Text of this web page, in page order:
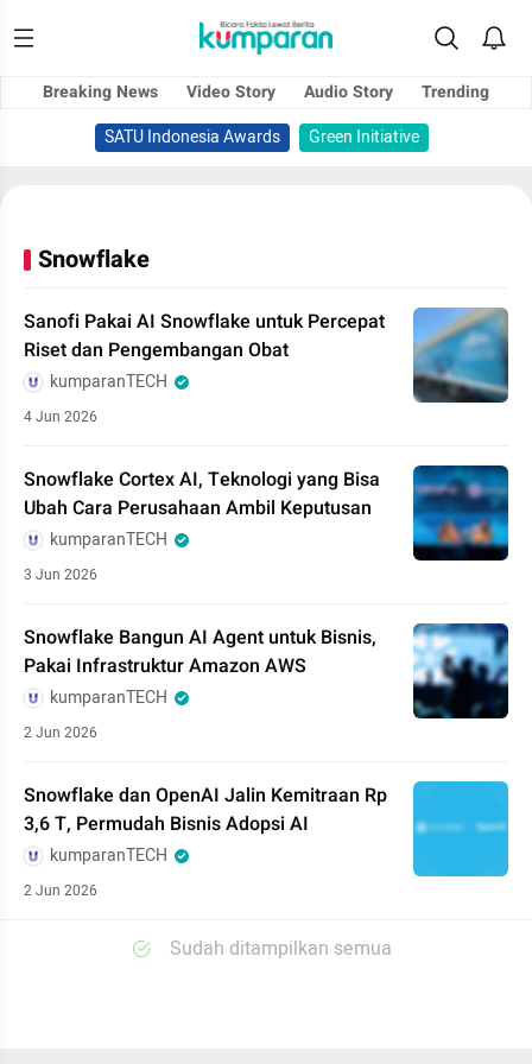
Breaking News Video Story Audio Story
Trending
SATU Indonesia Awards
Green Initiative
Snowflake
Sanofi Pakai AI Snowflake untuk Percepat
Riset dan Pengembangan Obat
kumparanTECH
4 Jun 2026
Snowflake Cortex AI, Teknologi yang Bisa
Ubah Cara Perusahaan Ambil Keputusan
kumparanTECH
3 Jun 2026
Snowflake Bangun AI Agent untuk Bisnis,
Pakai Infrastruktur Amazon AWS
kumparanTECH
2 Jun 2026
Snowflake dan OpenAI Jalin Kemitraan Rp
3,6 T, Permudah Bisnis Adopsi AI
kumparanTECH
2 Jun 2026
Sudah ditampilkan semua